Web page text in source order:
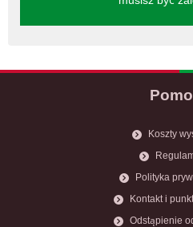
Koszty
Polityka
Kontakt i
Odstąpienie